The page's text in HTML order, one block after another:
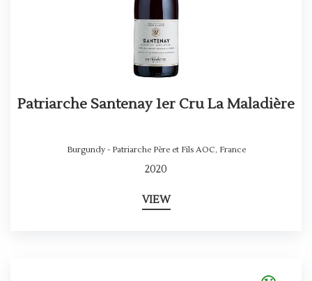
Patriarche Santenay 1er Cru La Maladière
Burgundy - Patriarche Père et Fils AOC, France
2020
VIEW